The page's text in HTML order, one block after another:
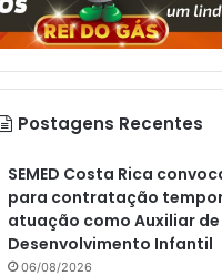
Postagens Recentes
SEMED Costa Rica
para contratação
atuação como Auxiliar de
Desenvolvimento Infantil
06/08/2026